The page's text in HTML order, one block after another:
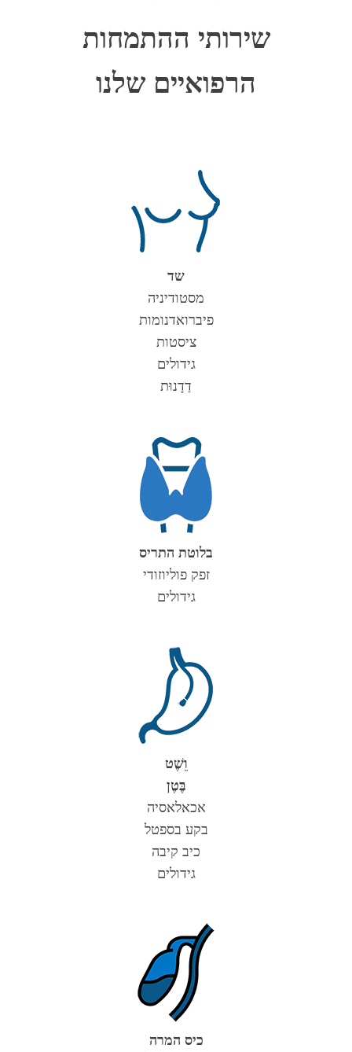
שירותי ההתמחות
הרפואיים שלנו
שד
מסטודיניה
פיברואדנומות
ציסטות
גידולים
דַדָנוּת
בלוטת התריס
זפק פוליוזודי
גידולים
וֵשֶׁט
בֶּטֶן
אכאלאסיה
בקע בספטל
כיב קיבה
גידולים
כיס המרה